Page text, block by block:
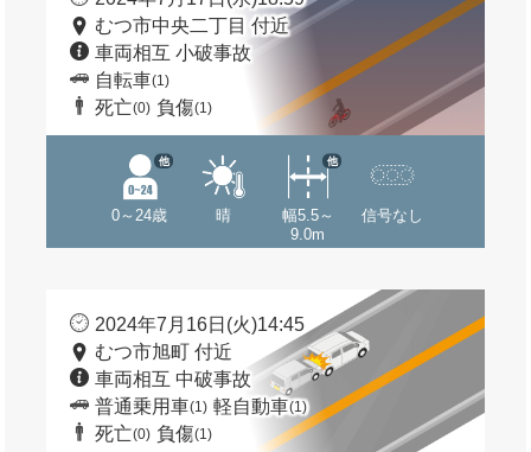
むつ市中央二丁目 付近
車両相互 小破事故
自転車(1)
死亡(0) 負傷(1)
0～24歳
他
晴
幅5.5～
9.0m
他
信号なし
2024年7月16日(火)14:45
むつ市旭町 付近
車両相互 中破事故
普通乗用車(1) 軽自動車(1)
死亡(0) 負傷(1)